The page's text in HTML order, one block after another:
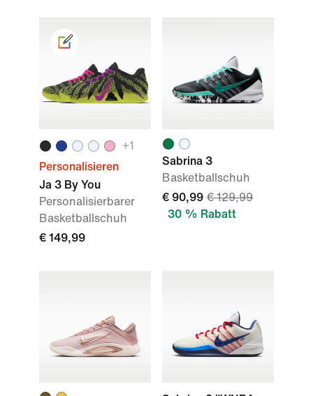
+1
Personalisieren
Ja 3 By You
Personalisierbarer
Basketballschuh
€ 149,99
Sabrina 3
Basketballschuh
€ 90,99 € 129,99
30 % Rabatt